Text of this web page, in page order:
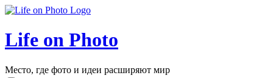
Life on Photo
Место, где фото и идеи расширяют мир